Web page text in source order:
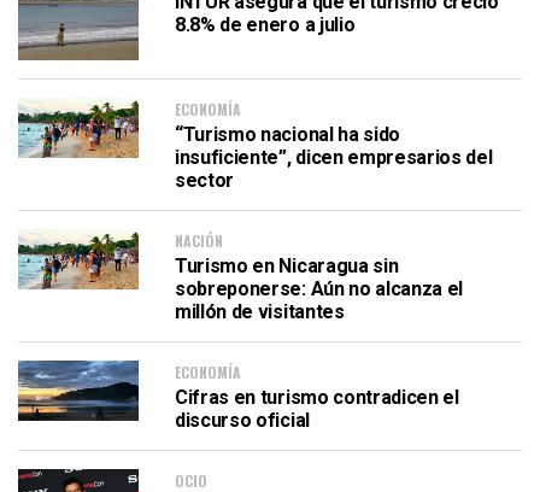
8.8% de enero a julio
ECONOMÍA
“Turismo nacional ha sido
insuficiente”, dicen empresarios del
sector
NACIÓN
Turismo en Nicaragua sin
sobreponerse: Aún no alcanza el
millón de visitantes
ECONOMÍA
Cifras en turismo contradicen el
discurso oficial
OCIO